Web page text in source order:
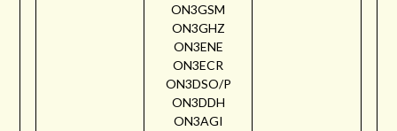
ON3GSM
ON3GHZ
ON3ENE
ON3ECR
ON3DSO/P
ON3DDH
ON3AGI